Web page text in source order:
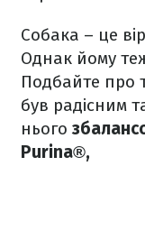
Собака – це
Однак йому
Подбайте про
був радісним
нього
Purina®,